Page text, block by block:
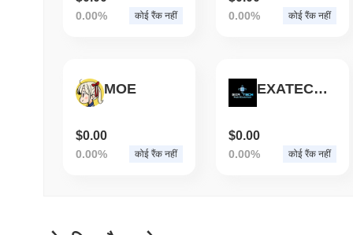
0.00% कोई रैंक नहीं 0.00% कोई रैंक नहीं
MOE
$0.00
0.00% कोई रैंक नहीं
EXATECH PoAI Blockchain
$0.00
0.00% कोई रैंक नहीं